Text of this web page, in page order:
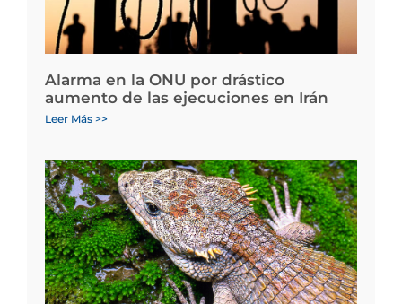
Alarma en la ONU por drástico
aumento de las ejecuciones en Irán
Leer Más >>